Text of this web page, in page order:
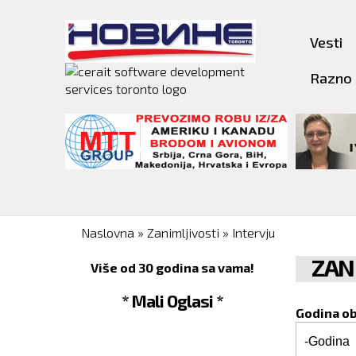
Vesti
Razno
You are here
Naslovna » Zanimljivosti » Intervju
Više od 30 godina sa vama!
* Mali Oglasi *
Godina